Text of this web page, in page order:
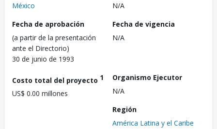
México
N/A
Fecha de aprobación
(a partir de la presentación
ante el Directorio)
30 de junio de 1993
Fecha de vigencia
N/A
Costo total del proyecto 1
US$ 0.00 millones
Organismo Ejecutor
N/A
Región
América Latina y el Caribe